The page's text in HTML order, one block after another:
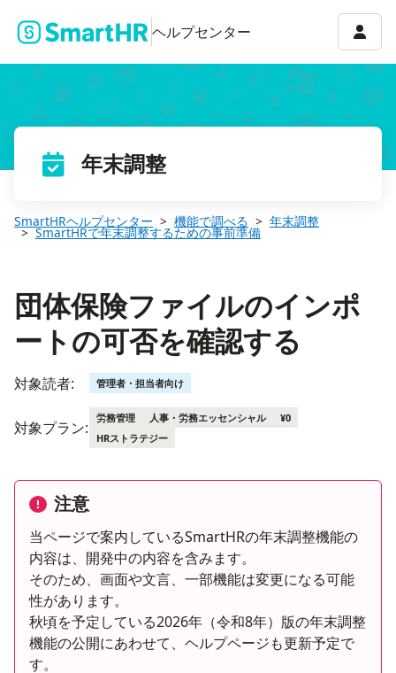
ヘルプセンター アカ
年末調整
SmartHRヘルプセンター 機能で調べる 年末調整
SmartHRで年末調整するための事前準備
団体保険ファイルのインポ
ートの可否を確認する
対象読者: 管理者・担当者向け
対象プラン:
労務管理 人事・労務エッセンシャル
¥0
HRストラテジー
注意
当ページで案内しているSmartHRの年末調整機能の
内容は、開発中の内容を含みます。
そのため、画面や文言、一部機能は変更になる可能
性があります。
秋頃を予定している2026年（令和8年）版の年末調整
機能の公開にあわせて、ヘルプページも更新予定で
す。